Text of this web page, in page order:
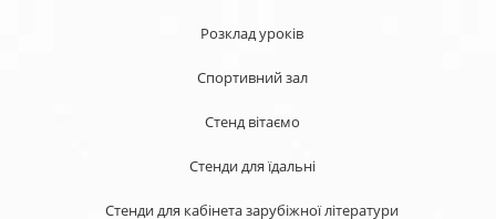
Розклад уроків
Спортивний зал
Стенд вітаємо
Стенди для їдальні
Стенди для кабінета зарубіжної літератури